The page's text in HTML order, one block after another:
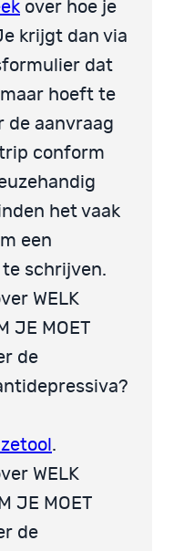
over hoe je
krijgt dan via
dat
hoeft te
de aanvraag
conform
het vaak
een
schrijven.
WELK
JE MOET
de
.
WELK
JE MOET
de